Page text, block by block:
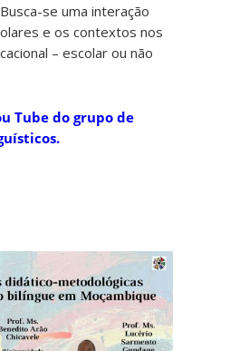
se uma interação
e os contextos nos
– escolar ou não
Tube do grupo de